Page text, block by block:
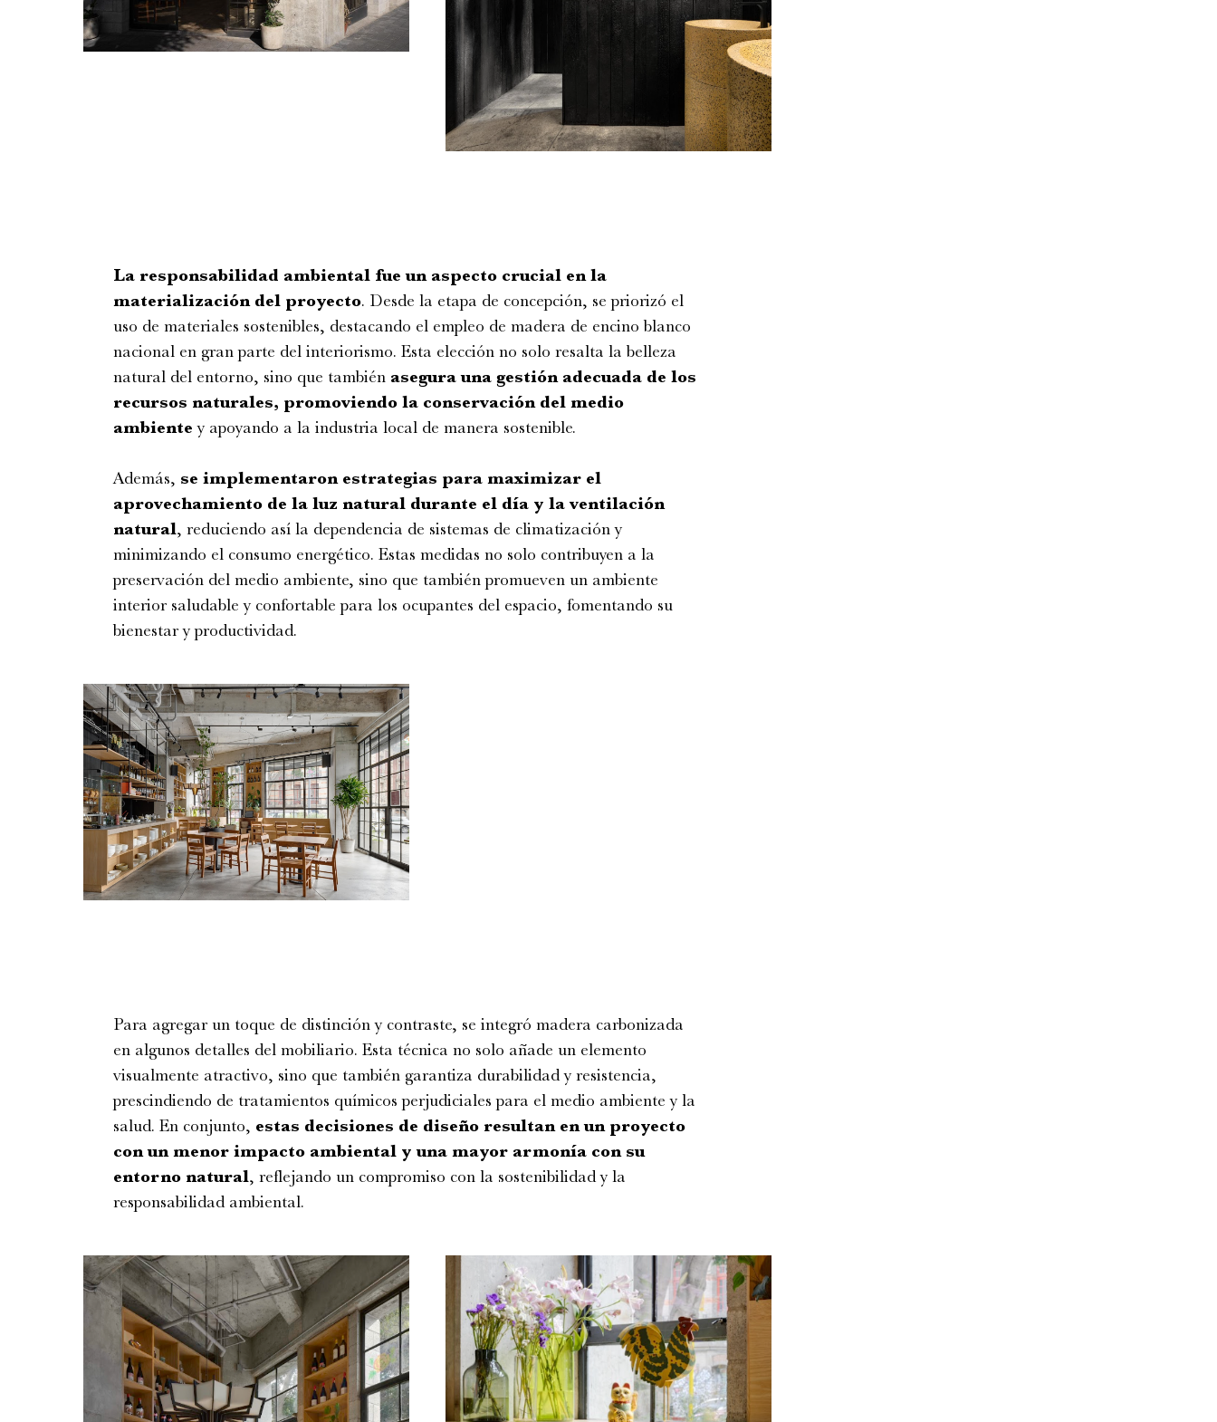
La responsabilidad ambiental fue un aspecto crucial en la
materialización del proyecto. Desde la etapa de concepción, se priorizó el
uso de materiales sostenibles, destacando el empleo de madera de encino blanco
nacional en gran parte del interiorismo. Esta elección no solo resalta la belleza
natural del entorno, sino que también asegura una gestión adecuada de los
recursos naturales, promoviendo la conservación del medio
ambiente y apoyando a la industria local de manera sostenible.
Además, se implementaron estrategias para maximizar el
aprovechamiento de la luz natural durante el día y la ventilación
natural, reduciendo así la dependencia de sistemas de climatización y
minimizando el consumo energético. Estas medidas no solo contribuyen a la
preservación del medio ambiente, sino que también promueven un ambiente
interior saludable y confortable para los ocupantes del espacio, fomentando su
bienestar y productividad.
Para agregar un toque de distinción y contraste, se integró madera carbonizada
en algunos detalles del mobiliario. Esta técnica no solo añade un elemento
visualmente atractivo, sino que también garantiza durabilidad y resistencia,
prescindiendo de tratamientos químicos perjudiciales para el medio ambiente y la
salud. En conjunto, estas decisiones de diseño resultan en un proyecto
con un menor impacto ambiental y una mayor armonía con su
entorno natural, reflejando un compromiso con la sostenibilidad y la
responsabilidad ambiental.